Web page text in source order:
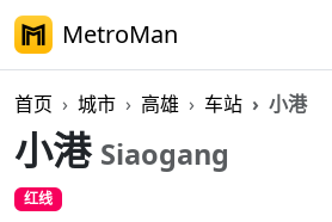
MetroMan
首页 城市 高雄 车站 小港
小港 Siaogang
红线